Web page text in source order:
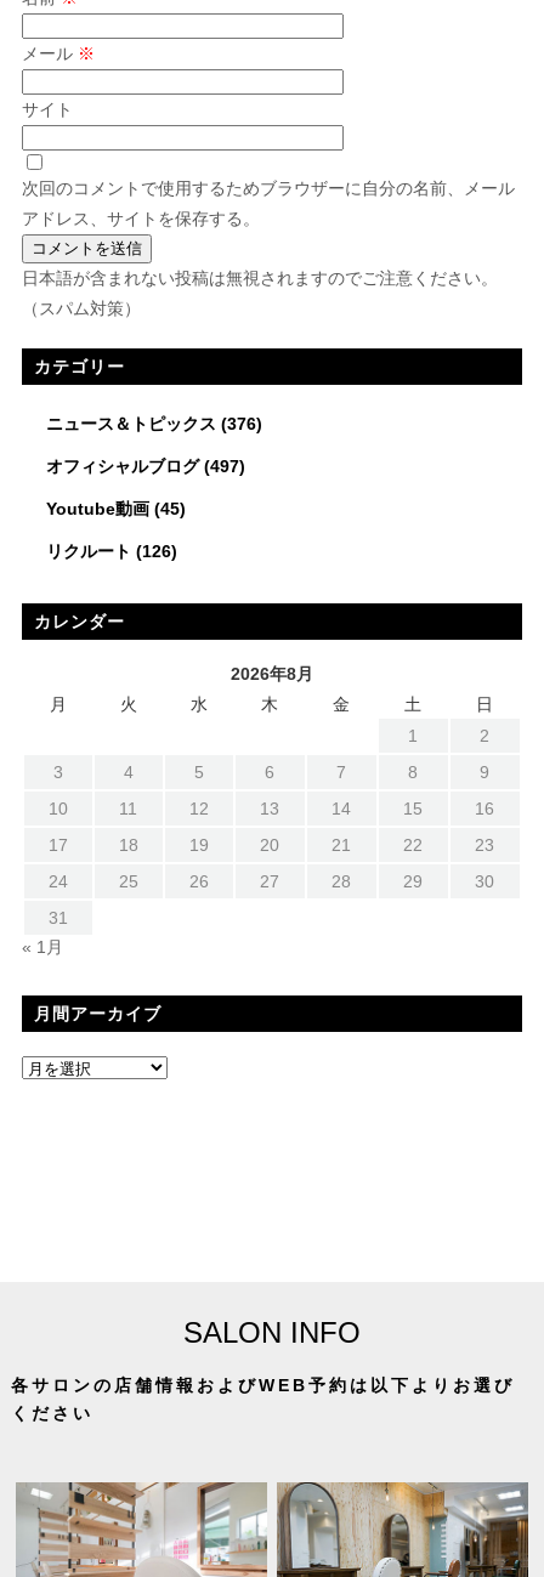
メール ※
サイト
次回のコメントで使用するためブラウザーに自分の名前、メール
アドレス、サイトを保存する。
日本語が含まれない投稿は無視されますのでご注意ください。
（スパム対策）
カテゴリー
ニュース＆トピックス (376)
オフィシャルブログ(497)
Youtube動画(45)
リクルート (126)
カレンダー
2026年8月
月
火 水 木 金 土
日
1
2
3
4 5 6 7 8
9
10
11 12 13 14 15
16
17
18 19 20 21 22
23
24
25 26 27 28 29
30
31
« 1月
月間アーカイブ
SALON INFO
各サロンの店舗情報およびWEB予約は以下よりお選び
ください